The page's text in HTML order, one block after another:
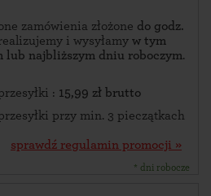
zamówienia złożone do godz.
i wysyłamy w tym
lub najbliższym dniu roboczym.
: 15,99 zł brutto
przy min. 3 pieczątkach
sprawdź regulamin promocji »
* dni robocze